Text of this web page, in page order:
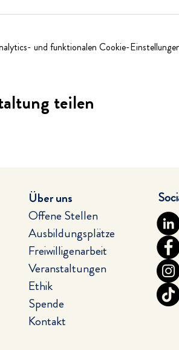
und funktionalen Cookie-
teilen
Über uns
Offene Stellen
Ausbildungsplätze
Freiwilligenarbeit
Veranstaltungen
Ethik
Spende
Kontakt